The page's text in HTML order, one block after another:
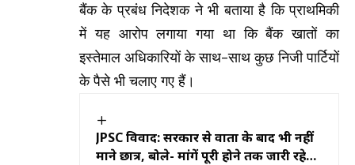
बैंक के प्रबंध निदेशक ने भी बताया है कि प्राथमिकी
में यह आरोप लगाया गया था कि बैंक खातों का
इस्तेमाल अधिकारियों के साथ-साथ कुछ निजी पार्टियों
के पैसे भी चलाए गए हैं।
JPSC विवाद: सरकार से वार्ता के बाद भी नहीं
माने छात्र, बोले- मांगें पूरी होने तक जारी रहेगा